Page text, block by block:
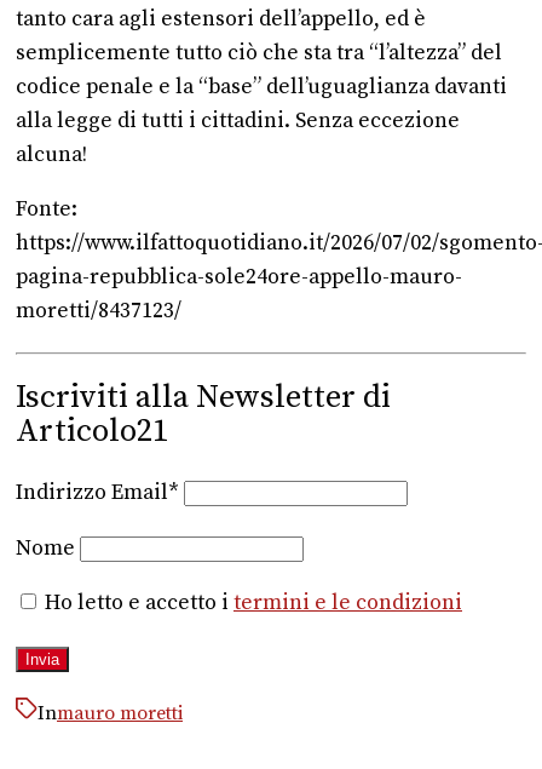
tanto cara agli estensori dell’appello, ed è
semplicemente tutto ciò che sta tra “l’altezza” del
codice penale e la “base” dell’uguaglianza davanti
alla legge di tutti i cittadini. Senza eccezione
alcuna!
Fonte:
https://www.ilfattoquotidiano.it/2026/07/02/
pagina-repubblica-sole24ore-appello-mauro-
moretti/8437123/
Iscriviti alla Newsletter di
Articolo21
Indirizzo Email*
Nome
Ho letto e accetto i termini e le condizioni
Inmauro moretti